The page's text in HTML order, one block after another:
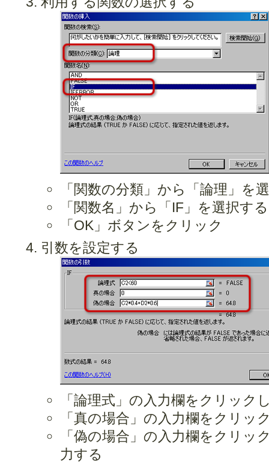
「関数の分類」から「論理」を
「関数名」から「IF」を選択する
「OK」ボタンをクリック
引数を設定する
「論理式」の入力欄をクリック
「真の場合」の入力欄をクリッ
「偽の場合」の入力欄をクリッ
力する